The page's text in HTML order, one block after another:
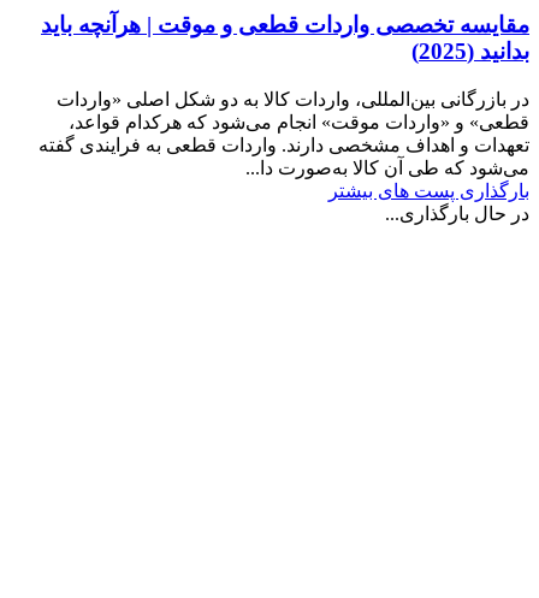
مقایسه تخصصی واردات قطعی و موقت | هرآنچه باید
بدانید (2025)
در بازرگانی بین‌المللی، واردات کالا به دو شکل اصلی «واردات
قطعی» و «واردات موقت» انجام می‌شود که هرکدام قواعد،
تعهدات و اهداف مشخصی دارند. واردات قطعی به فرایندی گفته
می‌شود که طی آن کالا به‌صورت دا...
بارگذاری پست های بیشتر
در حال بارگذاری...